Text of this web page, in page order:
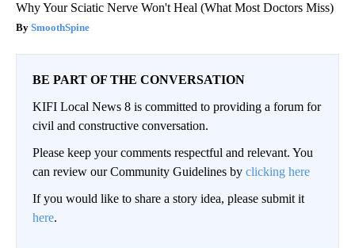
Why Your Sciatic Nerve Won't Heal (What Most Doctors Miss)
SmoothSpine
BE PART OF THE CONVERSATION
KIFI Local News 8 is committed to providing a forum for
civil and constructive conversation.
Please keep your comments respectful and relevant. You
can review our Community Guidelines by clicking here
If you would like to share a story idea, please submit it
here.